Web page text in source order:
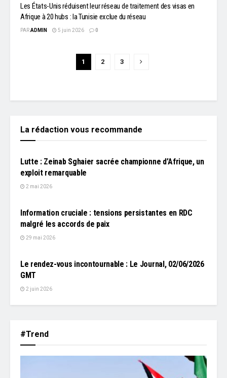
Les États-Unis réduisent leur réseau de traitement des visas en
Afrique à 20 hubs : la Tunisie exclue du réseau
PARADMIN 5 juin 2026 0
1 2 3
La rédaction vous recommande
L'EDITO
Lutte : Zeinab Sghaier sacrée championne d’Afrique, un
exploit remarquable
2 mai 2026
Information cruciale : tensions persistantes en RDC
malgré les accords de paix
29 mai 2026
Le rendez-vous incontournable : Le Journal, 02/06/2026
GMT
2 juin 2026
#Trend